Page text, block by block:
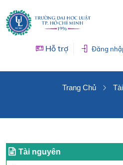
Hỗ trợ Đăng
Trang Chủ
Tài nguyên